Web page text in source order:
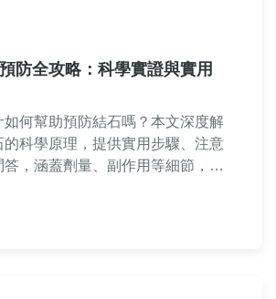
防全攻略：科學實證與實用
如何幫助預防結石嗎？本文深度解
的科學原理，提供實用步驟、注意
，涵蓋劑量、副作用等細節，助
注健康的人士閱讀。